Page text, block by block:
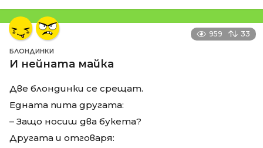
959 33
БЛОНДИНКИ
И нейната майка
Две блондинки се срещат.
Едната пита другата:
– Защо носиш два букета?
Другата и отговаря: